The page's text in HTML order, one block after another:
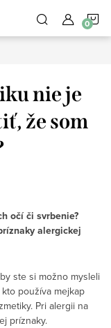
nie je
že som
očí či svrbenie?
alergickej
ste si možno mysleli
používa mejkap
Pri alergii na
príznaky.